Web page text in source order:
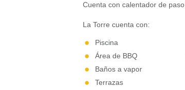
Cuenta con calentador de paso
La Torre cuenta con:
Piscina
Área de BBQ
Baños a vapor
Terrazas